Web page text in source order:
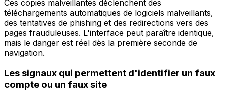
Ces copies malveillantes déclenchent des
téléchargements automatiques de logiciels malveillants,
des tentatives de phishing et des redirections vers des
pages frauduleuses. L'interface peut paraître identique,
mais le danger est réel dès la première seconde de
navigation.
Les signaux qui permettent d'identifier un faux
compte ou un faux site